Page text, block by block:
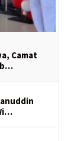
Camat